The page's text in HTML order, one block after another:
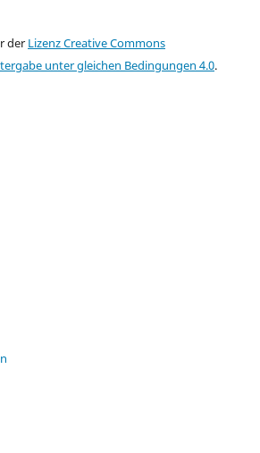
der Lizenz Creative Commons
unter gleichen Bedingungen 4.0.